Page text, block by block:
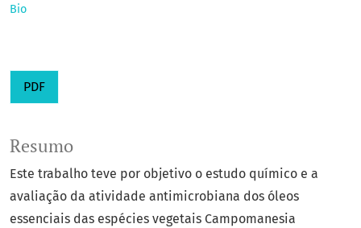
Bio
PDF
Resumo
Este trabalho teve por objetivo o estudo químico e a
avaliação da atividade antimicrobiana dos óleos
essenciais das espécies vegetais Campomanesia